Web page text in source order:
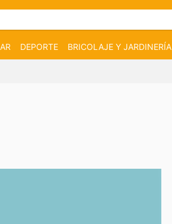
DEPORTE BRICOLAJE Y JARDINERÍA